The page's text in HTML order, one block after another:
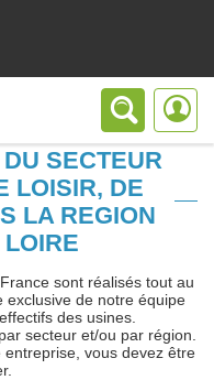
SECTEUR
LOISIR, DE
LA REGION
sont réalisés tout au
exclusive de notre équipe
des usines.
secteur et/ou par région.
vous devez être